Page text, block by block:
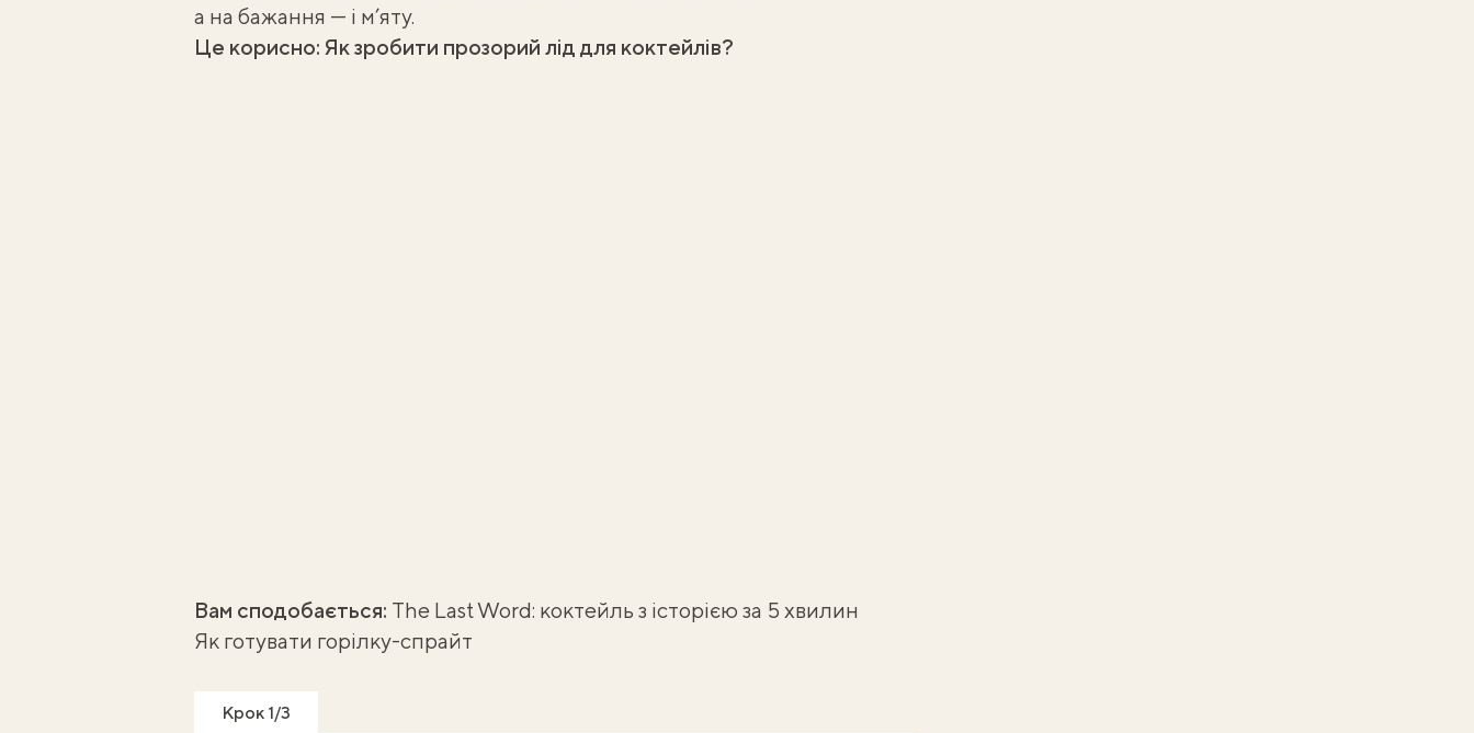
а на бажання — і м’яту.
Це корисно: Як зробити прозорий лід для коктейлів?
Вам сподобається: The Last Word: коктейль з історією за 5 хвилин
Як готувати горілку-спрайт
Крок 1/3